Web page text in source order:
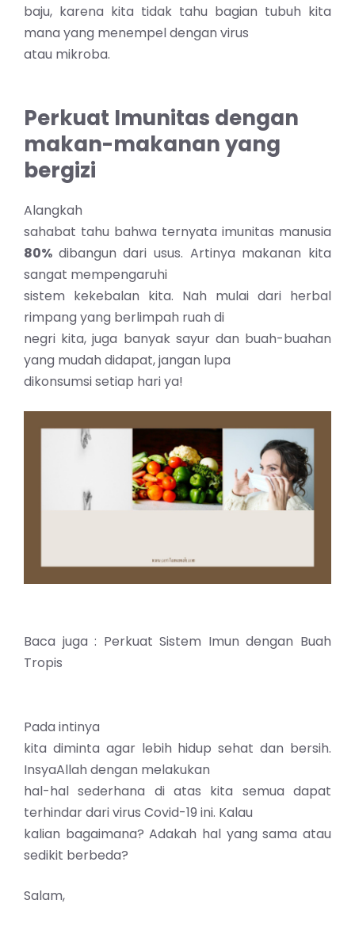
baju, karena kita tidak tahu bagian tubuh kita
mana yang menempel dengan virus
atau mikroba.
Perkuat Imunitas dengan
makan-makanan yang
bergizi
Alangkah
sahabat tahu bahwa ternyata imunitas manusia
80% dibangun dari usus. Artinya makanan kita
sangat mempengaruhi
sistem kekebalan kita. Nah mulai dari herbal
rimpang yang berlimpah ruah di
negri kita, juga banyak sayur dan buah-buahan
yang mudah didapat, jangan lupa
dikonsumsi setiap hari ya!
Baca juga : Perkuat Sistem Imun dengan Buah
Tropis
Pada intinya
kita diminta agar lebih hidup sehat dan bersih.
InsyaAllah dengan melakukan
hal-hal sederhana di atas kita semua dapat
terhindar dari virus Covid-19 ini. Kalau
kalian bagaimana? Adakah hal yang sama atau
sedikit berbeda?
Salam,